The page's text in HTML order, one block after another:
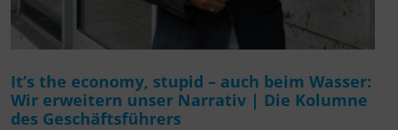
It’s the economy, stupid – auch beim Wasser:
Wir erweitern unser Narrativ | Die Kolumne
des Geschäftsführers